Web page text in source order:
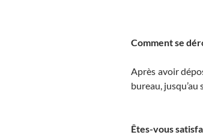
Comment se
Après avoir
bureau, jusqu’au
Êtes-vous